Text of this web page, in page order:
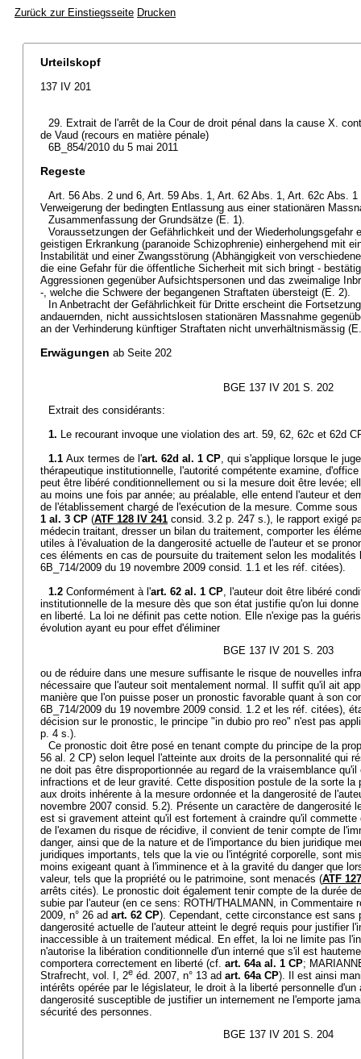
Zurück zur Einstiegsseite Drucken
Urteilskopf
137 IV 201
29. Extrait de l'arrêt de la Cour de droit pénal dans la cause X.
de Vaud (recours en matière pénale)
6B_854/2010 du 5 mai 2011
Regeste
Art. 56 Abs. 2 und 6, Art. 59 Abs. 1, Art. 62 Abs. 1, Art. 62c Abs.
Verweigerung der bedingten Entlassung aus einer stationären
Zusammenfassung der Grundsätze (E. 1).
Voraussetzungen der Gefährlichkeit und der Wiederholungsgefahr
geistigen Erkrankung (paranoide Schizophrenie) einhergehend mit
Instabilität und einer Zwangsstörung (Abhängigkeit von
die eine Gefahr für die öffentliche Sicherheit mit sich bringt -
Aggressionen gegenüber Aufsichtspersonen und das zweimalige
-, welche die Schwere der begangenen Straftaten übersteigt (E. 2).
In Anbetracht der Gefährlichkeit für Dritte erscheint die
andauernden, nicht aussichtslosen stationären Massnahme
an der Verhinderung künftiger Straftaten nicht unverhältnismässig
Erwägungen ab Seite 202
BGE 137 IV 201 S. 202
Extrait des considérants:
1. Le recourant invoque une violation des art. 59, 62, 62c et 62d
1.1 Aux termes de l'art. 62d al. 1 CP, qui s'applique lorsque le
thérapeutique institutionnelle, l'autorité compétente examine,
peut être libéré conditionnellement ou si la mesure doit être levée;
au moins une fois par année; au préalable, elle entend l'auteur et
de l'établissement chargé de l'exécution de la mesure. Comme
1 al. 3 CP (ATF 128 IV 241 consid. 3.2 p. 247 s.), le rapport exigé
médecin traitant, dresser un bilan du traitement, comporter les
utiles à l'évaluation de la dangerosité actuelle de l'auteur et se
ces éléments en cas de poursuite du traitement selon les modalités
6B_714/2009 du 19 novembre 2009 consid. 1.1 et les réf. citées).
1.2 Conformément à l'art. 62 al. 1 CP, l'auteur doit être libéré
institutionnelle de la mesure dès que son état justifie qu'on lui
en liberté. La loi ne définit pas cette notion. Elle n'exige pas la
évolution ayant eu pour effet d'éliminer
BGE 137 IV 201 S. 203
ou de réduire dans une mesure suffisante le risque de nouvelles
nécessaire que l'auteur soit mentalement normal. Il suffit qu'il ait
manière que l'on puisse poser un pronostic favorable quant à son
6B_714/2009 du 19 novembre 2009 consid. 1.2 et les réf. citées),
décision sur le pronostic, le principe "in dubio pro reo" n'est pas
p. 4 s.).
Ce pronostic doit être posé en tenant compte du principe de la
56 al. 2 CP) selon lequel l'atteinte aux droits de la personnalité qui
ne doit pas être disproportionnée au regard de la vraisemblance
infractions et de leur gravité. Cette disposition postule de la sorte la
aux droits inhérente à la mesure ordonnée et la dangerosité de
novembre 2007 consid. 5.2). Présente un caractère de dangerosité
est si gravement atteint qu'il est fortement à craindre qu'il
de l'examen du risque de récidive, il convient de tenir compte de
danger, ainsi que de la nature et de l'importance du bien juridique
juridiques importants, tels que la vie ou l'intégrité corporelle, sont
moins exigeant quant à l'imminence et à la gravité du danger que
valeur, tels que la propriété ou le patrimoine, sont menacés (ATF
arrêts cités). Le pronostic doit également tenir compte de la durée
subie par l'auteur (en ce sens: ROTH/THALMANN, in Commentaire
2009, n° 26 ad art. 62 CP). Cependant, cette circonstance est sans
dangerosité actuelle de l'auteur atteint le degré requis pour justifier
inaccessible à un traitement médical. En effet, la loi ne limite pas
n'autorise la libération conditionnelle d'un interné que s'il est
comportera correctement en liberté (cf. art. 64a al. 1 CP;
Strafrecht, vol. I, 2e éd. 2007, n° 13 ad art. 64a CP). Il est ainsi
intérêts opérée par le législateur, le droit à la liberté personnelle d'un
dangerosité susceptible de justifier un internement ne l'emporte
sécurité des personnes.
BGE 137 IV 201 S. 204